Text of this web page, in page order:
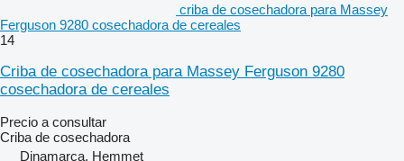
criba de cosechadora para Massey
Ferguson 9280 cosechadora de cereales
14
Criba de cosechadora para Massey Ferguson 9280
cosechadora de cereales
Precio a consultar
Criba de cosechadora
Dinamarca, Hemmet